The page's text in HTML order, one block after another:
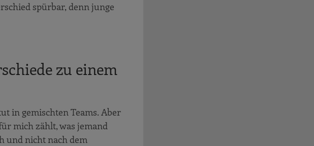
spürbar, denn junge
zu einem
in gemischten Teams. Aber
mich zählt, was jemand
und nicht nach dem